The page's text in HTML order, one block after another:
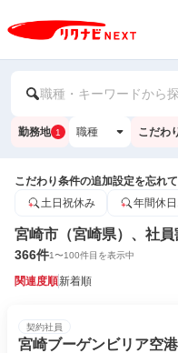
職種・キーワードから
勤務地 1 職種 こだわ
こだわり条件の追加設定を忘れ
土日祝休み
年間休
宮崎市（宮崎県）、社
366件1〜100件目を表示中
関連度順新着順
契約社員
宮崎ブーゲンビリア空